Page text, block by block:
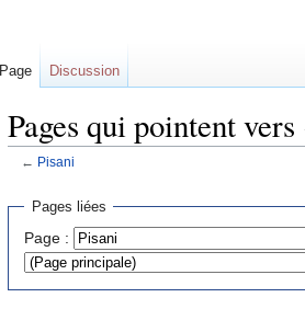
Pages qui pointent
← Pisani
Pages liées
Page :
Page Discussion